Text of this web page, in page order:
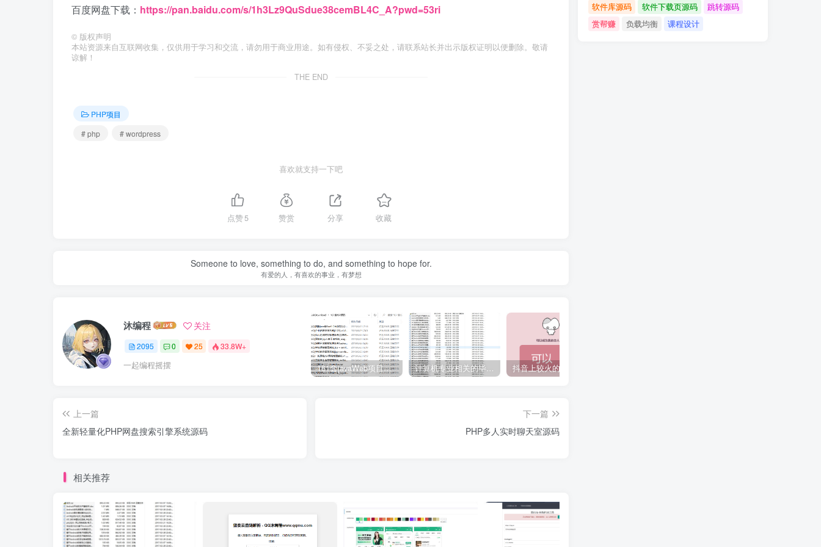
百度网盘下载： https://pan.baidu.com/s/1h3Lz9QuSdue38cemBL4C_A?pwd=53ri
© 版权声明
本站资源来自互联网收集，仅供用于学习和交流，请勿用于商业用途。如有侵权、不妥之处，请联系站长并出示版权证明以便删除。敬请
谅解！
THE END
PHP项目
# php
# wordpress
喜欢就支持一下吧
点赞5 赞赏 分享 收藏
Someone to love, something to do, and something to hope for.
有爱的人，有喜欢的事业，有梦想
沐编程 关注
2095 0 25 33.8W+
一起编程摇摆 161套javaWeb项目源码免费分享 计算机专业相关的毕业设计论文合集免费下载
上一篇
全新轻量化PHP网盘搜索引擎系统源码
下一篇
PHP多人实时聊天室源码
相关推荐
软件库源码
软件下载页源码
跳转源码
赏帮赚
负载均衡 课程设计